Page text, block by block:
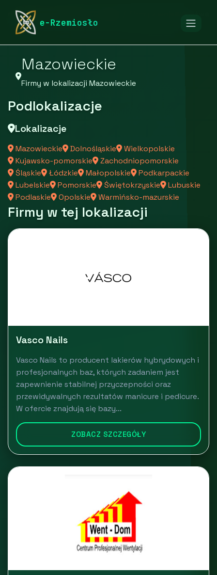
e-Rzemiosło
rymarstwo-poznan.pl
Mazowieckie
Firmy w lokalizacji Mazowieckie
Podlokalizacje
Lokalizacje
Mazowieckie Dolnośląskie
Wielkopolskie
Kujawsko-pomorskie
Zachodniopomorskie
Śląskie
Łódzkie Małopolskie
Podkarpackie
Lubelskie
Pomorskie Świętokrzyskie
Lubuskie
Podlaskie
Opolskie Warmińsko-mazurskie
Firmy w tej lokalizacji
Vasco Nails
Vasco Nails to producent lakierów hybrydowych i
profesjonalnych baz, których zadaniem jest
zapewnienie stabilnej przyczepności oraz
przewidywalnych rezultatów manicure i pedicure.
W ofercie znajdują się bazy...
ZOBACZ SZCZEGÓŁY